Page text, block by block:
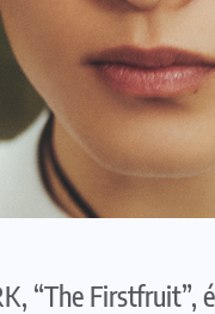
“The